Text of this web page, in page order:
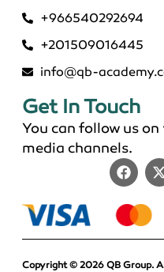
2026
+966540292694
+201509016445
info@qb-
Get In Touch
You can follow us
media channels.
Copyright © 2026 QB Group.